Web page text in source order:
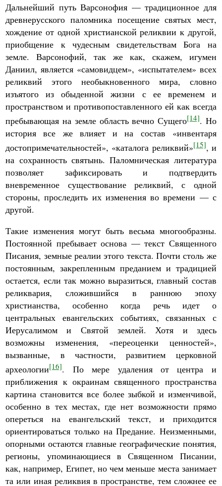
Дальнейший путь Варсонофия — традиционное для
древнерусского паломника посещение святых мест,
хождение от одной христианской реликвии к другой,
приобщение к чудесным свидетельствам Бога на
земле. Варсонофий, так же как, скажем, игумен
Даниил, является «самовидцем», «испытателем» всех
реликвий этого необыкновенного мира, словно
изъятого из обыденной жизни с ее временем и
пространством и противопоставленного ей как всегда
пребывающая на земле область вечно Сущего[14]. Но
история все же влияет и на состав «инвентаря
достопримечательностей», «каталога реликвий»[15], и
на сохранность святынь. Паломническая литература
позволяет зафиксировать и подтвердить
вневременное существование реликвий, с одной
стороны, проследить их изменения во времени — с
другой.
Такие изменения могут быть весьма многообразны.
Постоянной пребывает основа — текст Священного
Писания, земные реалии этого текста. Почти столь же
постоянным, закрепленным преданием и традицией
остается, если так можно выразиться, главный состав
реликвария, сложившийся в раннюю эпоху
христианства, особенно когда речь идет о
центральных евангельских событиях, связанных с
Иерусалимом и Святой землей. Хотя и здесь
возможны изменения, «переоценки ценностей»,
вызванные, в частности, развитием церковной
археологии[16]. По мере удаления от центра и
приближения к окраинам священного пространства
картина становится все более зыбкой и изменчивой,
особенно в тех местах, где нет возможности прямо
опереться на евангельский текст, и приходится
ориентироваться только на Предание. Неизменными,
опорными остаются главные географические понятия,
регионы, упоминающиеся в Священном Писании,
как, например, Египет, но чем меньше места занимает
та или иная реликвия в пространстве, тем сложнее ее